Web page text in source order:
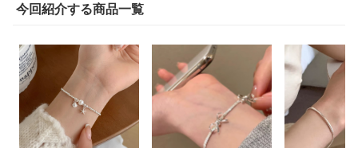
今回紹介する商品一覧